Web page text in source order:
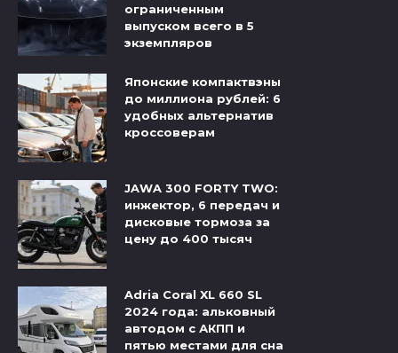
ограниченным
выпуском всего в 5
экземпляров
Японские компактвэны
до миллиона рублей: 6
удобных альтернатив
кроссоверам
JAWA 300 FORTY TWO:
инжектор, 6 передач и
дисковые тормоза за
цену до 400 тысяч
Adria Coral XL 660 SL
2024 года: альковный
автодом с АКПП и
пятью местами для сна